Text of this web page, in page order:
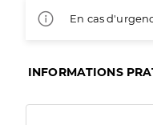
En cas
INFORMATIONS